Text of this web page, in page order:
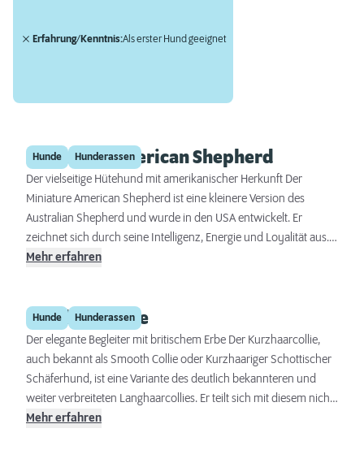
Erfahrung/Kenntnis:Als erster Hund geeignet
Hunde Hunderassen
Miniature American Shepherd
Der vielseitige Hütehund mit amerikanischer Herkunft Der
Miniature American Shepherd ist eine kleinere Version des
Australian Shepherd und wurde in den USA entwickelt. Er
zeichnet sich durch seine Intelligenz, Energie und Loyalität aus.
Trotz seiner geringeren Größe behält der Miniature American
gut als Begleit- und Familienhund sowie für verschiedene
Hundesportarten.
Mehr erfahren
Hunde Hunderassen
Kurzhaarcollie
Der elegante Begleiter mit britischem Erbe Der Kurzhaarcollie,
auch bekannt als Smooth Collie oder Kurzhaariger Schottischer
Schäferhund, ist eine Variante des deutlich bekannteren und
weiter verbreiteten Langhaarcollies. Er teilt sich mit diesem nicht
nur eine faszinierende Geschichte, sondern auch ein
Mehr erfahren